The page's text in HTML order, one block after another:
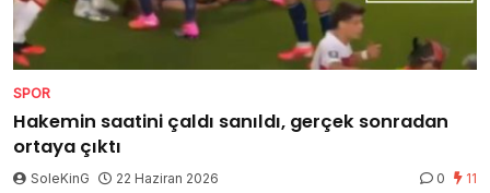
SPOR
Hakemin saatini çaldı sanıldı, gerçek sonradan
ortaya çıktı
SoleKinG 22 Haziran 2026 0 11